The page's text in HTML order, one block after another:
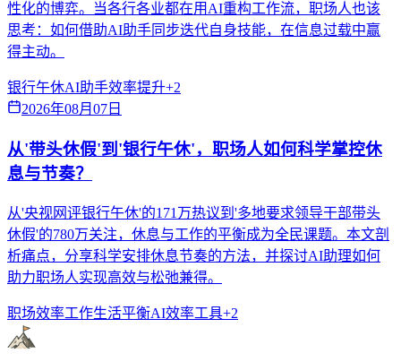
性化的博弈。当各行各业都在用AI重构工作流，职场人也该
思考：如何借助AI助手同步迭代自身技能，在信息过载中赢
得主动。
银行午休AI助手效率提升+2
2026年08月07日
从'带头休假'到'银行午休'，职场人如何科学掌控休
息与节奏？
从'央视网评银行午休'的171万热议到'多地要求领导干部带头
休假'的780万关注，休息与工作的平衡成为全民课题。本文剖
析痛点，分享科学安排休息节奏的方法，并探讨AI助理如何
助力职场人实现高效与松弛兼得。
职场效率工作生活平衡AI效率工具+2